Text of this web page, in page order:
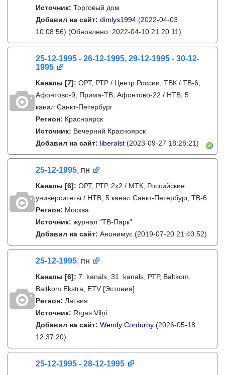
Источник: Торговый дом
Добавил на сайт: dimlys1994 (2022-04-03
10:08:56) (Обновлено: 2022-04-10 21:20:11)
25-12-1995 - 26-12-1995, 29-12-1995 - 30-12-
1995
Каналы [7]: ОРТ, РТР / Центр России, ТВК / ТВ-6,
Афонтово-9, Прима-ТВ, Афонтово-22 / НТВ, 5
канал Санкт-Петербург
Регион: Красноярск
Источник: Вечерний Красноярск
Добавил на сайт: liberalst (2023-09-27 18:28:21)
25-12-1995, пн
Каналы [6]: ОРТ, РТР, 2х2 / МТК, Российские
университеты / НТВ, 5 канал Санкт-Петербург, ТВ-6
Регион: Москва
Источник: журнал "ТВ-Парк"
Добавил на сайт: Анонимус (2019-07-20 21:40:52)
25-12-1995, пн
Каналы [6]: 7. kanāls, 31. kanāls, РТР, Baltkom,
Baltkom Ekstra, ETV [Эстония]
Регион: Латвия
Источник: Rīgas Viļņi
Добавил на сайт: Wendy Corduroy (2026-05-18
12:37:20)
25-12-1995 - 28-12-1995